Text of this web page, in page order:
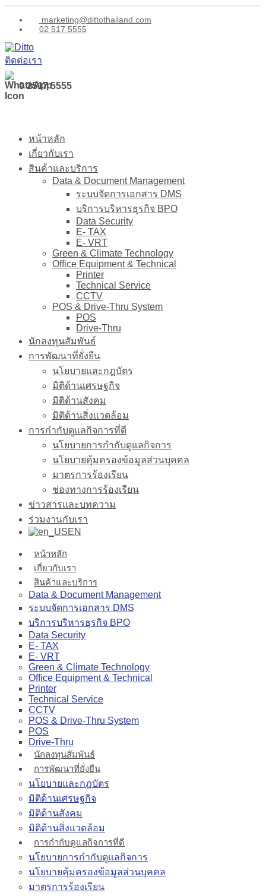
marketing@dittothailand.com
02 517 5555
ติดต่อเรา
0 2517 5555
หน้าหลัก
เกี่ยวกับเรา
สินค้าและบริการ
Data & Document Management
ระบบจัดการเอกสาร DMS
บริการบริหารธุรกิจ BPO
Data Security
E- TAX
E- VRT
Green & Climate Technology
Office Equipment & Technical
Printer
Technical Service
CCTV
POS & Drive-Thru System
POS
Drive-Thru
นักลงทุนสัมพันธ์
การพัฒนาที่ยั่งยืน
นโยบายและกฎบัตร
มิติด้านเศรษฐกิจ
มิติด้านสังคม
มิติด้านสิ่งแวดล้อม
การกำกับดูแลกิจการที่ดี
นโยบายการกำกับดูแลกิจการ
นโยบายคุ้มครองข้อมูลส่วนบุคคล
มาตรการร้องเรียน
ช่องทางการร้องเรียน
ข่าวสารและบทความ
ร่วมงานกับเรา
EN
หน้าหลัก
เกี่ยวกับเรา
สินค้าและบริการ
Data & Document Management
ระบบจัดการเอกสาร DMS
บริการบริหารธุรกิจ BPO
Data Security
E- TAX
E- VRT
Green & Climate Technology
Office Equipment & Technical
Printer
Technical Service
CCTV
POS & Drive-Thru System
POS
Drive-Thru
นักลงทุนสัมพันธ์
การพัฒนาที่ยั่งยืน
นโยบายและกฎบัตร
มิติด้านเศรษฐกิจ
มิติด้านสังคม
มิติด้านสิ่งแวดล้อม
การกำกับดูแลกิจการที่ดี
นโยบายการกำกับดูแลกิจการ
นโยบายคุ้มครองข้อมูลส่วนบุคคล
มาตรการร้องเรียน